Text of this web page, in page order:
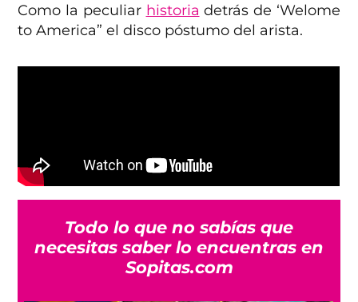
Como la peculiar historia detrás de ‘Welome
to America” el disco póstumo del arista.
Todo lo que no sabías que
necesitas saber lo encuentras en
Sopitas.com